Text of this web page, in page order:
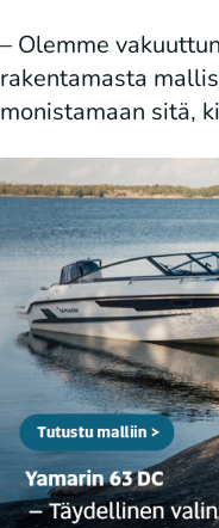
– Olemme
rakentamasta
monistamaan sitä,